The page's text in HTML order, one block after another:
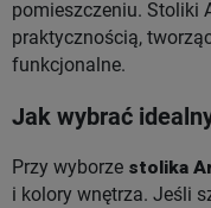
pomieszczeniu. Stoliki
praktycznością,
funkcjonalne.
Jak wybrać
Przy wyborze stolika
i kolory wnętrza. Jeśli